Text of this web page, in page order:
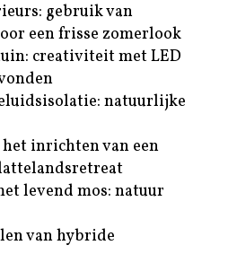
gebruik van
een frisse zomerlook
creativiteit met LED
natuurlijke
het inrichten van een
levend mos: natuur
van hybride